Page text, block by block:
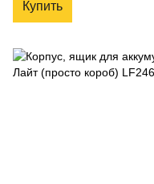
Купить